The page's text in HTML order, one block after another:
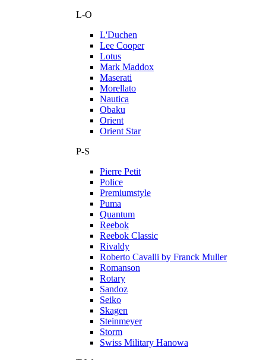
L-O
L'Duchen
Lee Cooper
Lotus
Mark Maddox
Maserati
Morellato
Nautica
Obaku
Orient
Orient Star
P-S
Pierre Petit
Police
Premiumstyle
Puma
Quantum
Reebok
Reebok Classic
Rivaldy
Roberto Cavalli by Franck Muller
Romanson
Rotary
Sandoz
Seiko
Skagen
Steinmeyer
Storm
Swiss Military Hanowa